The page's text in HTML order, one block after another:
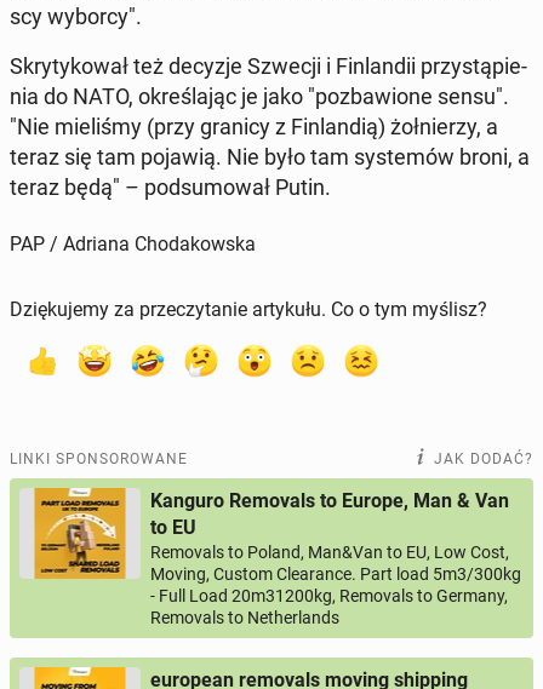
scy wyborcy".
Skry­ty­ko­wał też decyzje Szwecji i Fin­lan­dii przy­stą­pie­
nia do NATO, okre­śla­jąc je jako "po­zba­wio­ne sensu".
"Nie mie­li­śmy (przy granicy z Fin­lan­dią) żoł­nie­rzy, a
teraz się tam pojawią. Nie było tam sys­te­mów broni, a
teraz będą" – pod­su­mo­wał Putin.
PAP / Adriana Chodakowska
Dziękujemy za przeczytanie artykułu. Co o tym myślisz?
LINKI SPONSOROWANE JAK DODAĆ?
Kanguro Removals to Europe, Man & Van
to EU
Removals to Poland, Man&Van to EU, Low Cost,
Moving, Custom Clearance. Part load 5m3/300kg
- Full Load 20m31200kg, Removals to Germany,
Removals to Netherlands
european removals moving shipping